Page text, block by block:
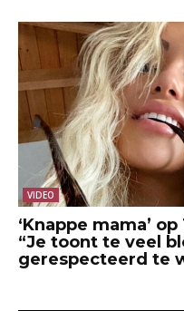
VIDEO
‘Knappe mama’
“Je toont te veel
gerespecteerd te